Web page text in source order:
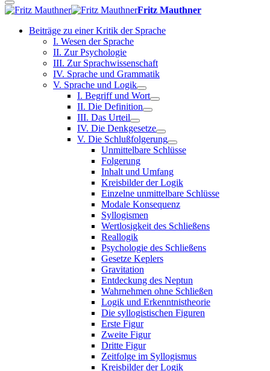
Fritz Mauthner
Beiträge zu einer Kritik der Sprache
I. Wesen der Sprache
II. Zur Psychologie
III. Zur Sprachwissenschaft
IV. Sprache und Grammatik
V. Sprache und Logik
I. Begriff und Wort
II. Die Definition
III. Das Urteil
IV. Die Denkgesetze
V. Die Schlußfolgerung
Unmittelbare Schlüsse
Folgerung
Inhalt und Umfang
Kreisbilder der Logik
Einzelne unmittelbare Schlüsse
Modale Konsequenz
Syllogismen
Wertlosigkeit des Schließens
Reallogik
Psychologie des Schließens
Gesetze Keplers
Gravitation
Entdeckung des Neptun
Wahrnehmen ohne Schließen
Logik und Erkenntnistheorie
Die syllogistischen Figuren
Erste Figur
Zweite Figur
Dritte Figur
Zeitfolge im Syllogismus
Kreisbilder der Logik